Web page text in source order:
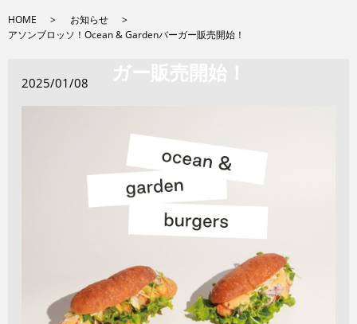
ガー販売開始！
HOME
お知らせ
アソンブロッソ！Ocean & Gardenバーガー販売開始！
2025/01/08